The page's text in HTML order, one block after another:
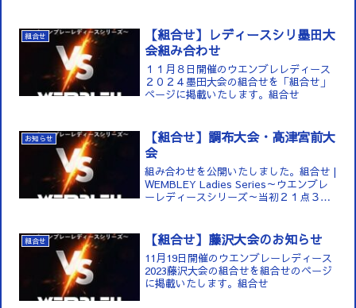
組合せ
【組合せ】レディースシリ墨田大
会組み合わせ
１１月８日開催のウエンブレレディース
２０２４墨田大会の組合せを「組合せ」
ページに掲載いたします。組合せ
お知らせ
【組合せ】調布大会・高津宮前大
会
組み合わせを公開いたしました。組合せ |
WEMBLEY Ladies Series～ウエンブレ
ーレディースシリーズ～当初２１点３ゲ
組合せ 【組合せ】藤沢大会のお知らせ
11月19日開催のウエンブレーレディース
2023藤沢大会の組合せを組合せのページ
に掲載いたします。組合せ